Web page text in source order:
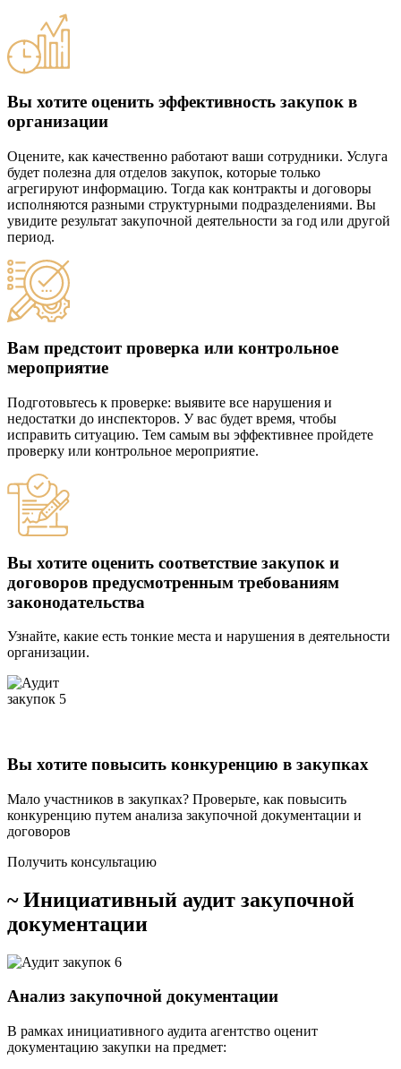
Вы хотите оценить эффективность закупок в
организации
Оцените, как качественно работают ваши сотрудники. Услуга
будет полезна для отделов закупок, которые только
агрегируют информацию. Тогда как контракты и договоры
исполняются разными структурными подразделениями. Вы
увидите результат закупочной деятельности за год или другой
период.
Вам предстоит проверка или контрольное
мероприятие
Подготовьтесь к проверке: выявите все нарушения и
недостатки до инспекторов. У вас будет время, чтобы
исправить ситуацию. Тем самым вы эффективнее пройдете
проверку или контрольное мероприятие.
Вы хотите оценить соответствие закупок и
договоров предусмотренным требованиям
законодательства
Узнайте, какие есть тонкие места и нарушения в деятельности
организации.
Вы хотите повысить конкуренцию в закупках
Мало участников в закупках? Проверьте, как повысить
конкуренцию путем анализа закупочной документации и
договоров
Получить консультацию
~ Инициативный аудит закупочной
документации
Анализ закупочной документации
В рамках инициативного аудита агентство оценит
документацию закупки на предмет: